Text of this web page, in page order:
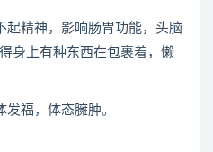
精神，影响肠胃功能，头脑
身上有种东西在包裹着，懒
福，体态臃肿。